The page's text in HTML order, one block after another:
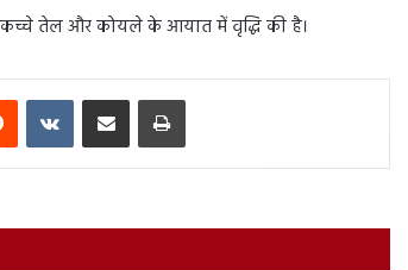
कच्चे तेल और कोयले के आयात में वृद्धि की है।
Reddit VKontakteShare via Email Print